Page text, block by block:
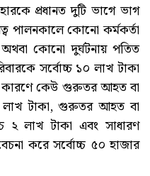
প্রধানত দুটি ভাগে ভাগ
পালনকালে কোনো কর্মকর্তা
অথবা কোনো দুর্ঘটনায় পতিত
সর্বোচ্চ ১০ লাখ টাকা
কারণে কেউ গুরুতর আহত বা
লাখ টাকা, গুরুতর আহত বা
২ লাখ টাকা এবং সাধারণ
করে সর্বোচ্চ ৫০ হাজার